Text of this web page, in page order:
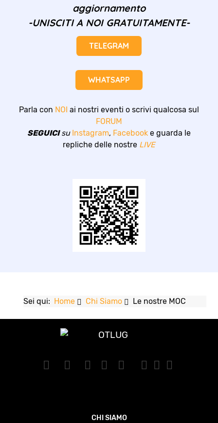
aggiornamento
-UNISCITI A NOI GRATUITAMENTE-
TELEGRAM
WHATSAPP
Parla con NOI ai nostri eventi o scrivi qualcosa sul
FORUM
SEGUICIsu Instagram, Facebook e guarda le
repliche delle nostre LIVE
Sei qui: Home Chi Siamo Le nostre MOC
CHI SIAMO